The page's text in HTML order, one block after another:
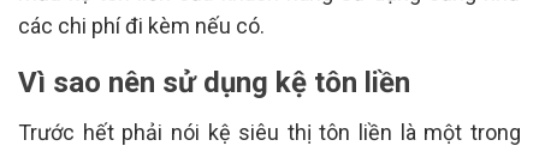
các chi phí đi kèm nếu có.
Vì sao nên sử dụng kệ tôn liền
Trước hết phải nói kệ siêu thị tôn liền là một trong